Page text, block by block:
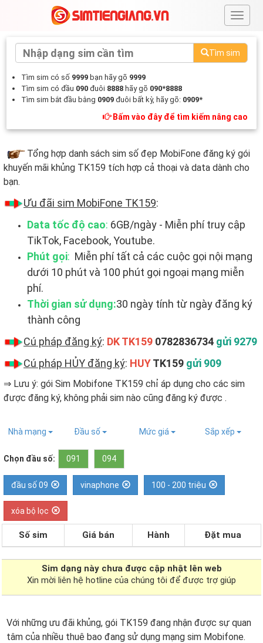
#
Tìm sim
Tìm sim có số 9999 bạn hãy gõ 9999
Tìm sim có đầu 090 đuôi 8888 hãy gõ 090*8888
Tìm sim bắt đầu bằng 0909 đuôi bất kỳ, hãy gõ: 0909*
Bấm vào đây để tìm kiếm nâng cao
Tổng hợp danh sách sim số đẹp MobiFone đăng ký gói
khuyến mãi khủng TK159 tích hợp cả thoại và data dành cho
bạn.
Ưu đãi sim MobiFone TK159:
Data tốc độ cao: 6GB/ngày - Miễn phí truy cập
TikTok, Facebook, Youtube.
Phút gọi: Miễn phí tất cả các cuộc gọi nội mạng
dưới 10 phút và 100 phút gọi ngoại mạng miễn
phí.
Thời gian sử dụng:30 ngày tính từ ngày đăng ký
thành công
Cú pháp đăng ký: DK TK159 0782836734 gửi 9279
Cú pháp HỦY đăng ký: HUYTK159 gửi 909
⇒ Lưu ý: gói Sim Mobifone TK159 chỉ áp dụng cho các sim
được đăng ký, không phải sim nào cũng đăng ký được ​.
Nhà mạng Đầu số Mức giá Sắp xếp
Chọn đầu số: 091 094
đầu số 09 vinaphone 100 - 200 triệu
xóa bộ lọc
Số sim Giá bán Hành Đặt mua
Sim dạng này chưa được cập nhật lên web
Xin mời liên hệ hotline của chúng tôi để được trợ giúp
Với những ưu đãi khủng, gói TK159 đang nhận được sự quan
tâm của nhiều thuê bao đang sử dụng mạng sim Mobifone.